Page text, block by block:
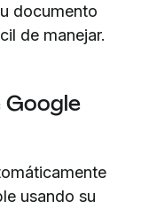
documento
de manejar.
Google
usando su